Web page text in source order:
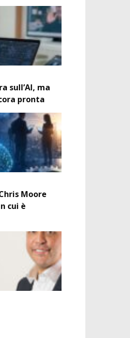
sull’AI, ma
pronta
Moore
cui è